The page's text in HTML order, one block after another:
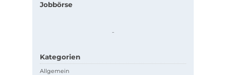
Jobbörse
..
Kategorien
Allgemein